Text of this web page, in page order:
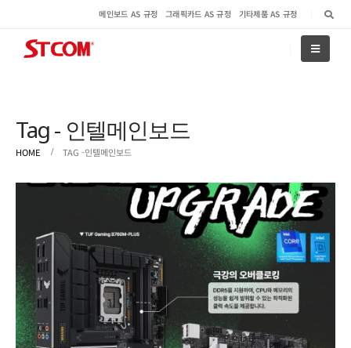
메인보드 AS 규정 그래픽카드 AS 규정 기타제품 AS 규정
Tag - 인텔메인보드
HOME TAG -인텔메인보드